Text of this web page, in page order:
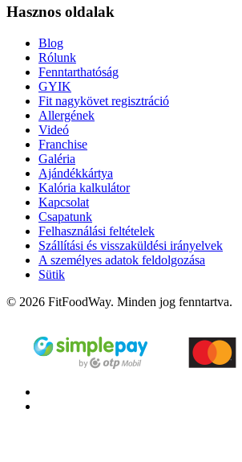
Hasznos oldalak
Blog
Rólunk
Fenntarthatóság
GYIK
Fit nagykövet regisztráció
Allergének
Videó
Franchise
Galéria
Ajándékkártya
Kalória kalkulátor
Kapcsolat
Csapatunk
Felhasználási feltételek
Szállítási és visszaküldési irányelvek
A személyes adatok feldolgozása
Sütik
© 2026 FitFoodWay. Minden jog fenntartva.